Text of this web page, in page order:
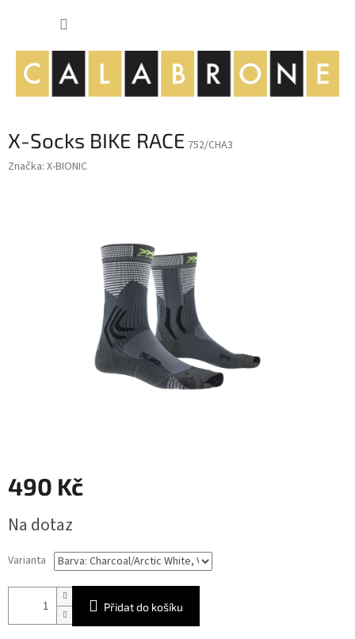
X-Socks BIKE RACE 752/CHA3
Značka: X-BIONIC
490 Kč
cena:
Na dotaz
Varianta
Přidat do košíku